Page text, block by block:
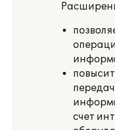
счет